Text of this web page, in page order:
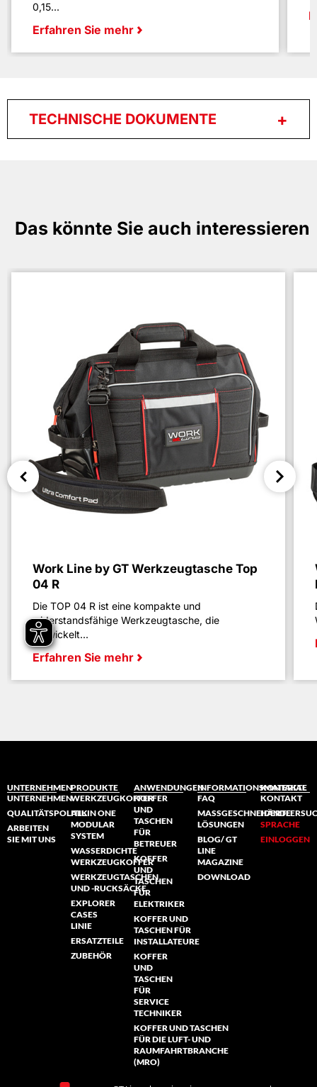
0,15...
Erfahren Sie mehr
TECHNISCHE DOKUMENTE
Das könnte Sie auch interessieren
Work Line by GT Werkzeugtasche Top
04 R
Die TOP 04 R ist eine kompakte und
widerstandsfähige Werkzeugtasche, die
entwickelt...
Erfahren Sie mehr
UNTERNEHMEN
UNTERNEHMEN
QUALITÄTSPOLITIK
ARBEITEN
SIE MIT UNS
PRODUKTE
WERKZEUGKOFFER
ALL IN ONE
MODULAR
SYSTEM
WASSERDICHTE
WERKZEUGKOFFER
WERKZEUGTASCHEN
UND -RUCKSÄCKE
EXPLORER
CASES
LINIE
ERSATZTEILE
ZUBEHÖR
ANWENDUNGEN
KOFFER
UND
TASCHEN
FÜR
BETREUER
KOFFER
UND
TASCHEN
FÜR
ELEKTRIKER
KOFFER UND
TASCHEN FÜR
INSTALLATEURE
KOFFER
UND
TASCHEN
FÜR
SERVICE
TECHNIKER
KOFFER UND TASCHEN
FÜR DIE LUFT- UND
RAUMFAHRTBRANCHE
(MRO)
INFORMATIONSMATERIAL
FAQ
MASSGESCHNEIDERTE L
ÖSUNGEN
BLOG/ GT
LINE
MAGAZINE
DOWNLOAD
KONTAKTE
KONTAKT
SPRACHE
EINLOGGEN